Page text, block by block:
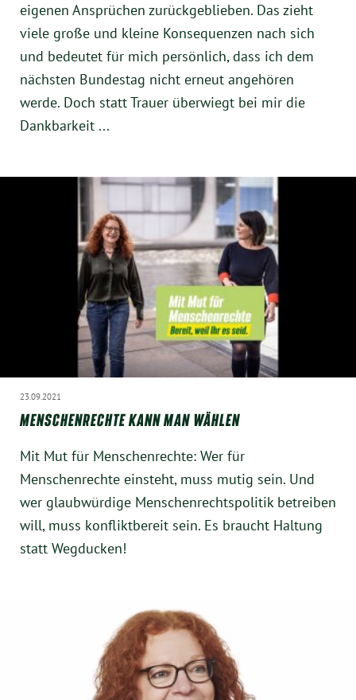
Facebook
Instagram
eigenen Ansprüchen zurückgeblieben. Das zieht
viele große und kleine Konsequenzen nach sich
und bedeutet für mich persönlich, dass ich dem
nächsten Bundestag nicht erneut angehören
werde. Doch statt Trauer überwiegt bei mir die
Dankbarkeit ...
23.09.2021
MENSCHENRECHTE KANN MAN WÄHLEN
Mit Mut für Menschenrechte: Wer für
Menschenrechte einsteht, muss mutig sein. Und
wer glaubwürdige Menschenrechtspolitik betreiben
will, muss konfliktbereit sein. Es braucht Haltung
statt Wegducken!